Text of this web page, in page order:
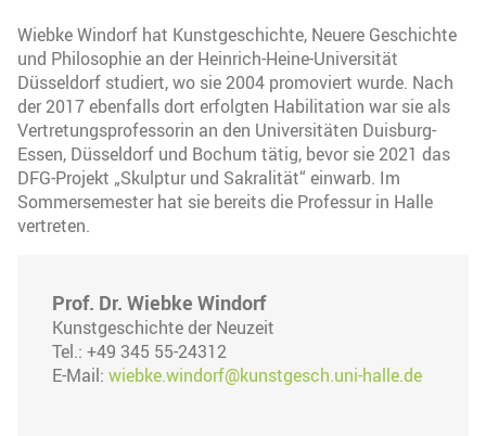
Wiebke Windorf hat Kunstgeschichte, Neuere Geschichte
und Philosophie an der Heinrich-Heine-Universität
Düsseldorf studiert, wo sie 2004 promoviert wurde. Nach
der 2017 ebenfalls dort erfolgten Habilitation war sie als
Vertretungsprofessorin an den Universitäten Duisburg-
Essen, Düsseldorf und Bochum tätig, bevor sie 2021 das
DFG-Projekt „Skulptur und Sakralität“ einwarb. Im
Sommersemester hat sie bereits die Professur in Halle
vertreten.
Prof. Dr. Wiebke Windorf
Kunstgeschichte der Neuzeit
Tel.: +49 345 55-24312
E-Mail: wiebke.windorf@kunstgesch.uni-halle.de